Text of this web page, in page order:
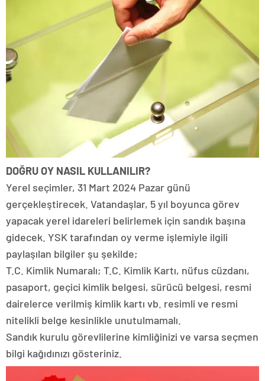
DOĞRU OY NASIL KULLANILIR?
Yerel seçimler, 31 Mart 2024 Pazar günü
gerçekleştirecek. Vatandaşlar, 5 yıl boyunca görev
yapacak yerel idareleri belirlemek için sandık başına
gidecek. YSK tarafından oy verme işlemiyle ilgili
paylaşılan bilgiler şu şekilde;
T.C. Kimlik Numaralı; T.C. Kimlik Kartı, nüfus cüzdanı,
pasaport, geçici kimlik belgesi, sürücü belgesi, resmi
dairelerce verilmiş kimlik kartı vb. resimli ve resmi
nitelikli belge kesinlikle unutulmamalı.
Sandık kurulu görevlilerine kimliğinizi ve varsa seçmen
bilgi kağıdınızı gösteriniz.